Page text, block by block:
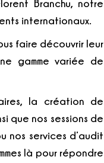
Branchu, notre
internationaux.
faire découvrir leur
gamme variée de
la création de
que nos sessions de
nos services d’audit
là pour répondre